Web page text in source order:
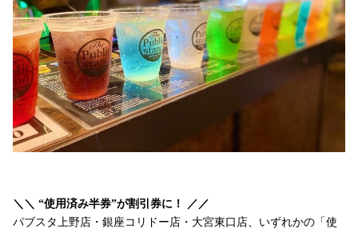
＼＼ “使用済み半券”が割引券に！ ／／
パブスタ上野店・銀座コリドー店・大宮東口店、いずれかの「使